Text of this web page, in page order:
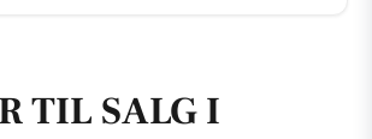
TIL SALG I